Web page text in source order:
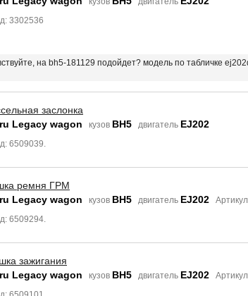
3302536
на bh5-181129 подойдет? модель по табличке
заслонка
Legacy wagon кузов BH5 двигатель EJ202
6509039.
ремня ГРМ
Legacy wagon кузов BH5 двигатель EJ202
6509294.
зажигания
Legacy wagon кузов BH5 двигатель EJ202